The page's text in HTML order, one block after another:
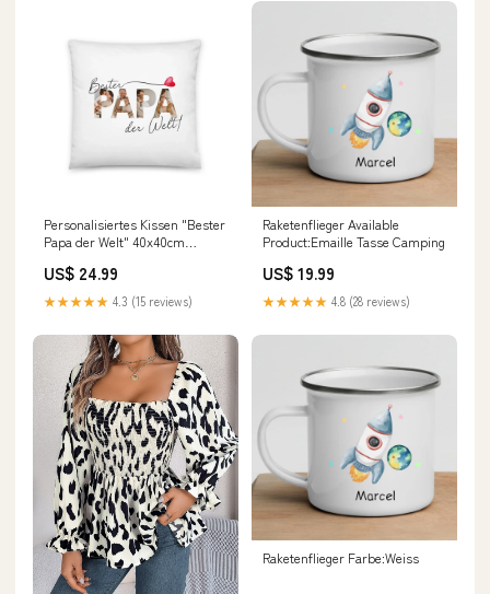
Personalisiertes Kissen "Bester
Papa der Welt" 40x40cm
US$ 24.99
★★★★★ 4.3 (15 reviews)
Raketenflieger Available
Product:Emaille Tasse Camping
US$ 19.99
★★★★★ 4.8 (28 reviews)
Raketenflieger Farbe:Weiss